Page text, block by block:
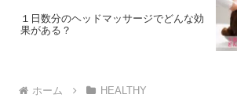
１日数分のヘッドマッサージでどんな効
果がある？
ホーム HEALTHY